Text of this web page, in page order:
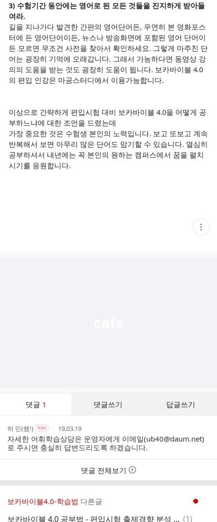
3) 수험기간 동안에는 영어로 된 모든 것들을 진지하게 받아들
여라.
길을 지나가다 발견한 간판의 영어단어든, 우연히 본 영화포스
터에 든 영어단어이든, 뉴스나 방송화면에 포함된 영어 단어이
든 모르면 무조건 사전을 찾아서 확인하세요. 그렇게 마주친 단
어는 굉장히 기억에 오래갑니다. 그래서 가능하다면 동영상 강
의의 도움을 받는 것도 굉장히 도움이 됩니다. 보카바이블 4.0
의 편입 인강은 마공스터디에서 이용가능합니다.
이상으로 간략하게 편입시험 대비 보카바이블 4.0을 어떻게 공
부하느냐에 대한 조언을 드렸는데
가장 중요한 것은 수험생 본인의 노력입니다. 보고 또보고 계속
반복해서 보면 아무리 많은 단어도 암기할 수 있습니다. 열심히
공부하셔서 내년에는 꼭 본인의 원하는 캠퍼스에서 꿈을 펼치
시기를 응원합니다.
현
재
댓글 1 댓글쓰기 답글쓰기
트
작
성
자
허 민(쌤!)작
성
자
본
인
작
성
자
작
성
시
간
19.03.19
자세한 어휘학습상담은 운영자에게 이메일(ub40@daum.net)
로 주시면 충실히 답변드리도록 하겠습니다.
댓글 전체보기
보카바이블4.0-학습법 다른글
보카바이블 4.0 공부법 - 편입시험 출제경향 분석 및 공부방법 댓
(1)